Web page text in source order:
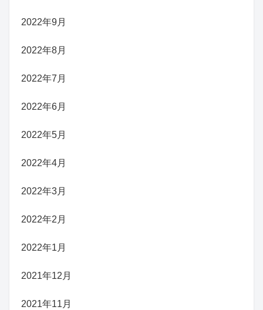
2022年9月
2022年8月
2022年7月
2022年6月
2022年5月
2022年4月
2022年3月
2022年2月
2022年1月
2021年12月
2021年11月